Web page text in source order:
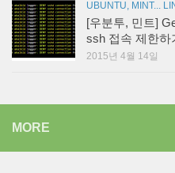
UBUNTU, MINT...
[우분투, 민트]
ssh 접속 제한하
2015년 4월 14일
MORE